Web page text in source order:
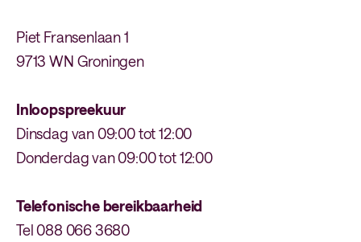
Piet Fransenlaan 1
9713 WN Groningen
Inloopspreekuur
Dinsdag van 09:00 tot 12:00
Donderdag van 09:00 tot 12:00
Telefonische bereikbaarheid
Tel 088 066 3680